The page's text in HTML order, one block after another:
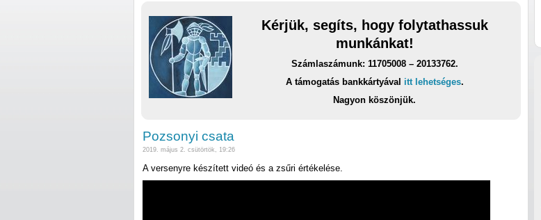
Kérjük, segíts, hogy folytathassuk
munkánkat!
Számlaszámunk: 11705008 – 20133762.
A támogatás bankkártyával itt lehetséges.
Nagyon köszönjük.
Pozsonyi csata
2019. május 2. csütörtök, 19:26
A versenyre készített videó és a zsűri értékelése.